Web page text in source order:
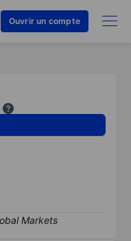
Ouvrir un compte